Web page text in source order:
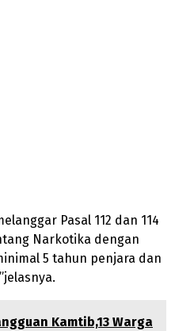
Pasal 112 dan 114
Narkotika dengan
5 tahun penjara dan
Kamtib,13 Warga